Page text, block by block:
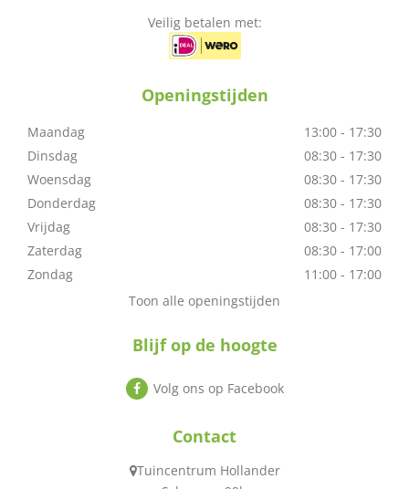
Veilig betalen met:
Openingstijden
Maandag
13:00 - 17:30
Dinsdag
08:30 - 17:30
Woensdag
08:30 - 17:30
Donderdag
08:30 - 17:30
Vrijdag
08:30 - 17:30
Zaterdag
08:30 - 17:00
Zondag
11:00 - 17:00
Toon alle openingstijden
Blijf op de hoogte
Volg ons op Facebook
Contact
Tuincentrum Hollander